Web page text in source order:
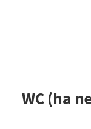
WC (ha